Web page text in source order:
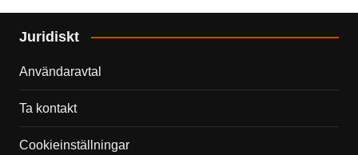
Juridiskt
Användaravtal
Ta kontakt
Cookieinställningar